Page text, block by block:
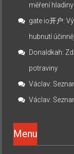
měření
gate io开户:
hubnutí
Donaldkah:
potraviny
Václav:
Václav:
Menu